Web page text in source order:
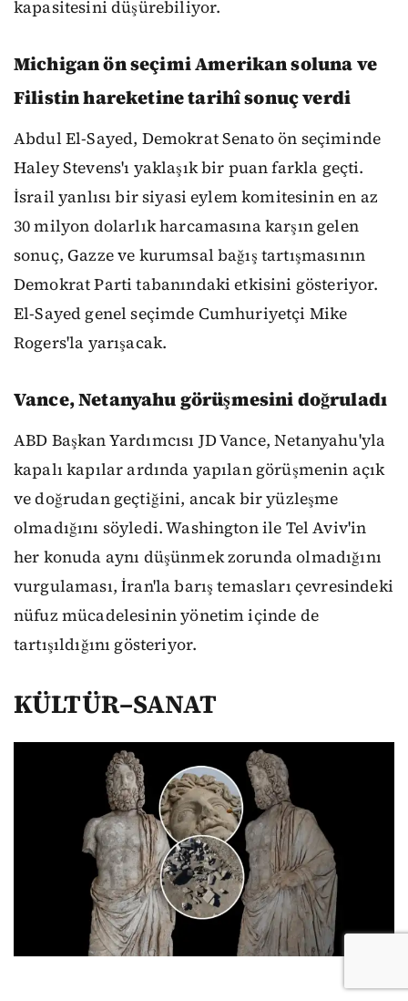
kapasitesini düşürebiliyor.
Michigan ön seçimi Amerikan soluna ve
Filistin hareketine tarihî sonuç verdi
Abdul El-Sayed, Demokrat Senato ön seçiminde
Haley Stevens'ı yaklaşık bir puan farkla geçti.
İsrail yanlısı bir siyasi eylem komitesinin en az
30 milyon dolarlık harcamasına karşın gelen
sonuç, Gazze ve kurumsal bağış tartışmasının
Demokrat Parti tabanındaki etkisini gösteriyor.
El-Sayed genel seçimde Cumhuriyetçi Mike
Rogers'la yarışacak.
Vance, Netanyahu görüşmesini doğruladı
ABD Başkan Yardımcısı JD Vance, Netanyahu'yla
kapalı kapılar ardında yapılan görüşmenin açık
ve doğrudan geçtiğini, ancak bir yüzleşme
olmadığını söyledi. Washington ile Tel Aviv'in
her konuda aynı düşünmek zorunda olmadığını
vurgulaması, İran'la barış temasları çevresindeki
nüfuz mücadelesinin yönetim içinde de
tartışıldığını gösteriyor.
KÜLTÜR–SANAT